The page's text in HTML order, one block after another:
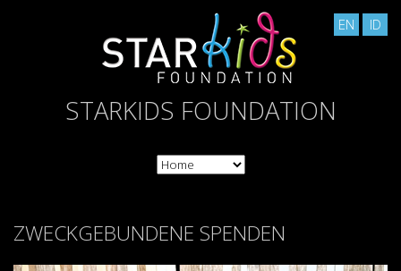
STARKIDS FOUNDATION
EN ID
ZWECKGEBUNDENE SPENDEN